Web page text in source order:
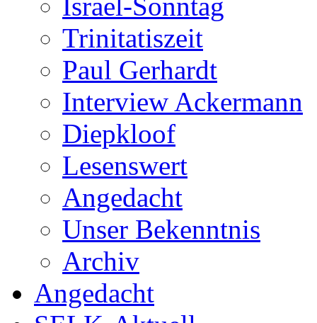
Trinitatiszeit
Paul Gerhardt
Interview Ackermann
Diepkloof
Lesenswert
Angedacht
Unser Bekenntnis
Archiv
Angedacht